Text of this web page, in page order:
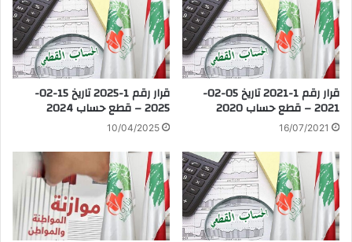
قرار رقم 1-2021 تاريخ 05-02-
2021 – قطع حساب 2020
16/07/2021
قرار رقم 1-2025 تاريخ 15-02-
2025 – قطع حساب 2024
10/04/2025